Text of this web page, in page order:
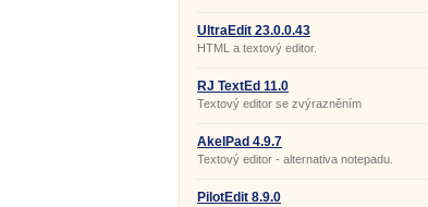
UltraEdit 23.0.0.43
HTML a textový editor.
RJ TextEd 11.0
Textový editor se zvýrazněním
AkelPad 4.9.7
Textový editor - alternativa notepadu.
PilotEdit 8.9.0